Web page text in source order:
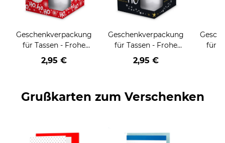
Geschenkverpackung
für Tassen - Frohe
Weihnachten - HO
HO HO - rot
2,95 €
Geschenkverpackung
für Tassen - Frohe
Weihnachten - HO
HO HO - schwarz
2,95 €
für
Grußkarten zum Verschenken